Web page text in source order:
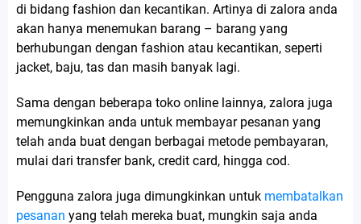
di bidang fashion dan kecantikan. Artinya di zalora anda
akan hanya menemukan barang – barang yang
berhubungan dengan fashion atau kecantikan, seperti
jacket, baju, tas dan masih banyak lagi.
Sama dengan beberapa toko online lainnya, zalora juga
memungkinkan anda untuk membayar pesanan yang
telah anda buat dengan berbagai metode pembayaran,
mulai dari transfer bank, credit card, hingga cod.
Pengguna zalora juga dimungkinkan untuk membatalkan
pesanan yang telah mereka buat, mungkin saja anda